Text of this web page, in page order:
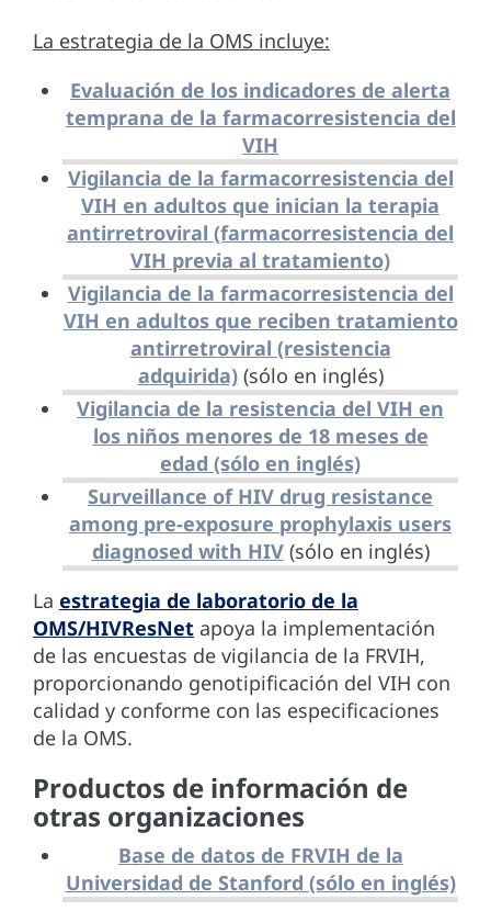
La estrategia de la OMS incluye:
Evaluación de los indicadores de alerta
temprana de la farmacorresistencia del
VIH
Vigilancia de la farmacorresistencia del
VIH en adultos que inician la terapia
antirretroviral (farmacorresistencia del
VIH previa al tratamiento)
Vigilancia de la farmacorresistencia del
VIH en adultos que reciben tratamiento
antirretroviral (resistencia
adquirida)(sólo en inglés)
Vigilancia de la resistencia del VIH en
los niños menores de 18 meses de
edad (sólo en inglés)
Surveillance of HIV drug resistance
among pre-exposure prophylaxis users
diagnosed with HIV(sólo en inglés)
La estrategia de laboratorio de la
OMS/HIVResNet apoya la implementación
de las encuestas de vigilancia de la FRVIH,
proporcionando genotipificación del VIH con
calidad y conforme con las especificaciones
de la OMS.
Productos de información de
otras organizaciones
Base de datos de FRVIH de la
Universidad de Stanford (sólo en inglés)